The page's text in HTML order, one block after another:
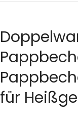
für